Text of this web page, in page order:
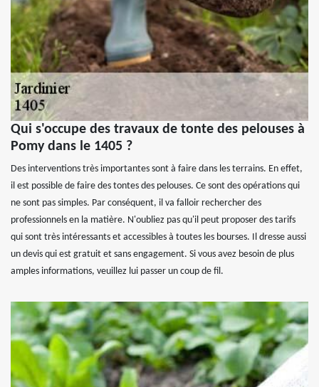
Qui s'occupe des travaux de tonte des pelouses à
Pomy dans le 1405 ?
Des interventions très importantes sont à faire dans les terrains. En effet,
il est possible de faire des tontes des pelouses. Ce sont des opérations qui
ne sont pas simples. Par conséquent, il va falloir rechercher des
professionnels en la matière. N'oubliez pas qu'il peut proposer des tarifs
qui sont très intéressants et accessibles à toutes les bourses. Il dresse aussi
un devis qui est gratuit et sans engagement. Si vous avez besoin de plus
amples informations, veuillez lui passer un coup de fil.